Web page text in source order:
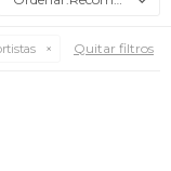
Quitar filtros